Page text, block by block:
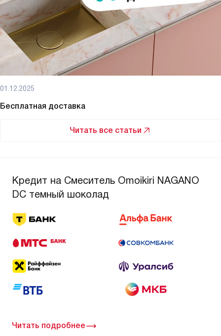
01.12.2025
Бесплатная доставка
Читать все статьи
Кредит на Смеситель Omoikiri NAGANO
DC темный шоколад
Читать подробнее